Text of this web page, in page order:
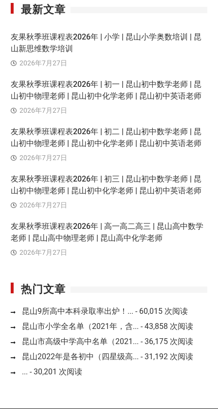
最新文章
友果秋季班课程表2026年 | 小学 | 昆山小学奥数培训 | 昆
山新思维数学培训
2026年7月27日
友果秋季班课程表2026年 | 初一 | 昆山初中数学老师 | 昆
山初中物理老师 | 昆山初中化学老师 | 昆山初中英语老师
2026年7月27日
友果秋季班课程表2026年 | 初二 | 昆山初中数学老师 | 昆
山初中物理老师 | 昆山初中化学老师 | 昆山初中英语老师
2026年7月27日
友果秋季班课程表2026年 | 初三 | 昆山初中数学老师 | 昆
山初中物理老师 | 昆山初中化学老师 | 昆山初中英语老师
2026年7月27日
友果秋季班课程表2026年 | 高一高二高三 | 昆山高中数学
老师 | 昆山高中物理老师 | 昆山高中化学老师
2026年7月27日
热门文章
昆山9所高中本科录取率出炉！... - 60,015 次阅读
昆山市小学全名单（2021年，含... - 43,858 次阅读
昆山市高级中学高中名单（2021... - 36,175 次阅读
昆山2022年是各初中（四星级高... - 31,192 次阅读
... - 30,201 次阅读